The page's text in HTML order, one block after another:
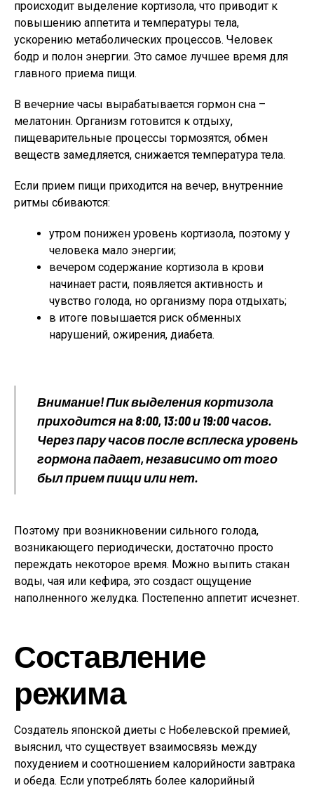
происходит выделение кортизола, что приводит к
повышению аппетита и температуры тела,
ускорению метаболических процессов. Человек
бодр и полон энергии. Это самое лучшее время для
главного приема пищи.
В вечерние часы вырабатывается гормон сна –
мелатонин. Организм готовится к отдыху,
пищеварительные процессы тормозятся, обмен
веществ замедляется, снижается температура тела.
Если прием пищи приходится на вечер, внутренние
ритмы сбиваются:
утром понижен уровень кортизола, поэтому у
человека мало энергии;
вечером содержание кортизола в крови
начинает расти, появляется активность и
чувство голода, но организму пора отдыхать;
в итоге повышается риск обменных
нарушений, ожирения, диабета.
Внимание! Пик выделения кортизола
приходится на 8:00, 13:00 и 19:00 часов.
Через пару часов после всплеска уровень
гормона падает, независимо от того
был прием пищи или нет.
Поэтому при возникновении сильного голода,
возникающего периодически, достаточно просто
переждать некоторое время. Можно выпить стакан
воды, чая или кефира, это создаст ощущение
наполненного желудка. Постепенно аппетит исчезнет.
Составление
режима
Создатель японской диеты с Нобелевской премией,
выяснил, что существует взаимосвязь между
похудением и соотношением калорийности завтрака
и обеда. Если употреблять более калорийный